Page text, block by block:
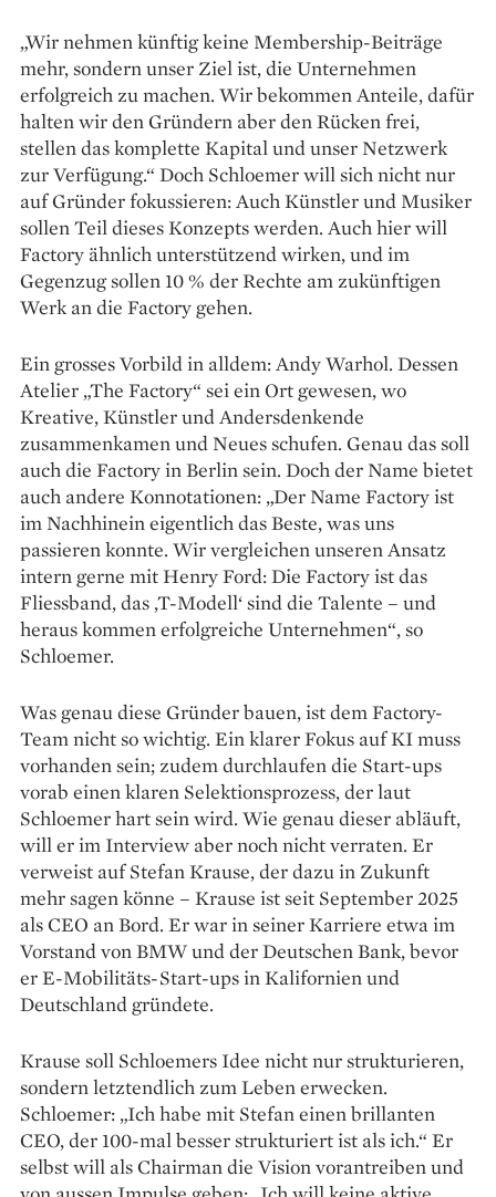
„Wir nehmen künftig keine Membership-Beiträge
mehr, sondern unser Ziel ist, die Unternehmen
erfolgreich zu machen. Wir bekommen Anteile, dafür
halten wir den Gründern aber den Rücken frei,
stellen das komplette Kapital und unser Netzwerk
zur ­Verfügung.“ Doch Schloemer will sich nicht nur
auf Gründer fokussieren: Auch Künstler und Musiker
sollen Teil dieses Konzepts werden. Auch hier will
Factory ähnlich unter­stützend wirken, und im
Gegenzug sollen 10 % der Rechte am zukünftigen
Werk an die Factory gehen.
Ein grosses Vorbild in alldem: Andy Warhol. Dessen
Atelier „The Factory“ sei ein Ort gewesen, wo
Kreative, Künstler und Andersdenkende
zusammenkamen und Neues schufen. Genau das soll
auch die Factory in Berlin sein. Doch der Name bietet
auch andere Konnotationen: „Der Name Factory ist
im Nachhinein eigentlich das Beste, was uns
passieren konnte. Wir vergleichen un­seren Ansatz
intern gerne mit Henry Ford: Die Factory ist das
Fliessband, das ‚T-Modell‘ sind die Talente – und
heraus kommen erfolgreiche Unternehmen“, so
Schloemer.
Was genau diese Gründer bauen, ist dem Factory-
Team nicht so wichtig. Ein klarer Fokus auf KI muss
vorhanden sein; zudem durchlaufen die Start-ups
vorab einen klaren Selektionsprozess, der laut
Schloemer hart sein wird. Wie genau dieser abläuft,
will er im Interview aber noch nicht verraten. Er
verweist auf Stefan Krause, der dazu in Zukunft
mehr sagen könne – Krause ist seit September 2025
als CEO an Bord. Er war in seiner Karriere etwa im
Vorstand von BMW und der Deutschen Bank, bevor
er E-Mobilitäts-Start-ups in Kalifornien und
Deutschland gründete.
Krause soll Schloemers Idee nicht nur strukturieren,
sondern letztendlich zum Leben erwecken.
Schloemer: „Ich habe mit Stefan einen brillanten
CEO, der 100-mal besser strukturiert ist als ich.“ Er
selbst will als Chairman die Vision vorantreiben und